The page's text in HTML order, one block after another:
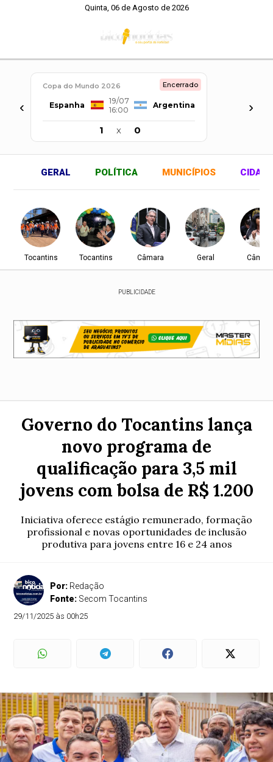
Quinta, 06 de Agosto de 2026
‹
Copa do Mundo 2026 Encerrado
Espanha
19/07
16:00
Argentina
1 x 0
›
GERAL POLÍTICA MUNICÍPIOS
Tocantins Tocantins Câmara Geral
PUBLICIDADE
Governo do Tocantins lança
novo programa de
qualificação para 3,5 mil
jovens com bolsa de R$ 1.200
Iniciativa oferece estágio remunerado, formação
profissional e novas oportunidades de inclusão
produtiva para jovens entre 16 e 24 anos
Por: Redação
Fonte: Secom Tocantins
29/11/2025 às 00h25